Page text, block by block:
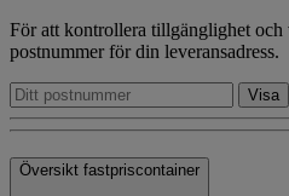
För att kontrollera tillgänglighet
postnummer för din leveransadress.
Översikt fastpriscontainer